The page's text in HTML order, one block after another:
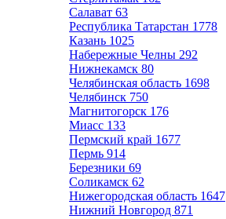
Салават 63
Республика Татарстан 1778
Казань 1025
Набережные Челны 292
Нижнекамск 80
Челябинская область 1698
Челябинск 750
Магнитогорск 176
Миасс 133
Пермский край 1677
Пермь 914
Березники 69
Соликамск 62
Нижегородская область 1647
Нижний Новгород 871